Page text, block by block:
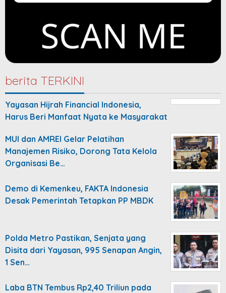
berita TERKINI
Yayasan Hijrah Financial Indonesia,
Harus Beri Manfaat Nyata ke Masyarakat
MUI dan AMREI Gelar Pelatihan
Manajemen Risiko, Dorong Tata Kelola
Organisasi Be…
Demo di Kemenkeu, FAKTA Indonesia
Desak Pemerintah Tetapkan PP MBDK
Polda Metro Pastikan, Senjata yang
Disita dari Yayasan, 995 Senapan Angin,
1 Sen…
Laba BTN Tembus Rp2,40 Triliun pada